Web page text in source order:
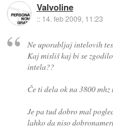
Valvoline
:: 14. feb 2009, 11:23
Ne uporabljaj intelovih
Kaj misliš kaj bi se
intela??
Če ti dela ok na 3800
Je pa tud dobro mal
lahko da niso